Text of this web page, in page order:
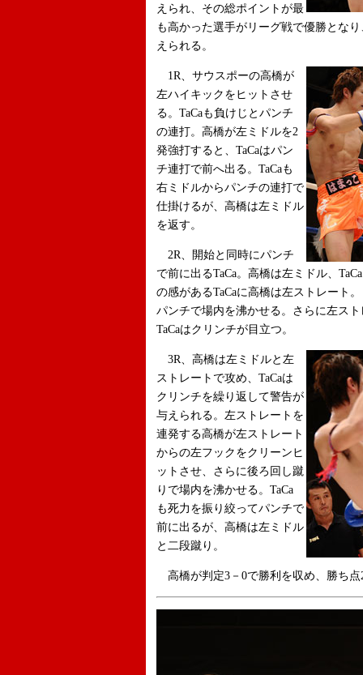
えられ、その総ポイントが最
も高かった選手がリーグ戦で優勝とな
えられる。
1R、サウスポーの高橋が
左ハイキックをヒットさせ
る。TaCaも負けじとパンチ
の連打。高橋が左ミドルを2
発強打すると、TaCaはパン
チ連打で前へ出る。TaCaも
右ミドルからパンチの連打で
仕掛けるが、高橋は左ミドル
を返す。
2R、開始と同時にパンチ
で前に出るTaCa。高橋は左ミドル、
の感があるTaCaに高橋は左ストレート
パンチで場内を沸かせる。さらに左ス
TaCaはクリンチが目立つ。
3R、高橋は左ミドルと左
ストレートで攻め、TaCaは
クリンチを繰り返して警告が
与えられる。左ストレートを
連発する高橋が左ストレート
からの左フックをクリーンヒ
ットさせ、さらに後ろ回し蹴
りで場内を沸かせる。TaCa
も死力を振り絞ってパンチで
前に出るが、高橋は左ミドル
と二段蹴り。
高橋が判定3－0で勝利を収め、勝ち